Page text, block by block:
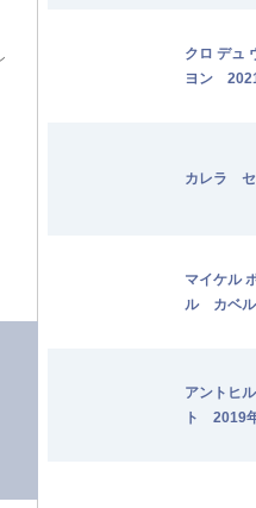
クロ デュ
ヨン
カレラ
マイケル
ル カベ
アントヒ
ト 2019